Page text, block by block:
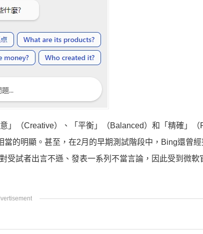
（Creative）、「平衡」（Balanced）和「精確」（
的明顯。甚至，在2月的早期測試階段中，Bing還曾經
受試者出言不遜、發表一系列不當言論，因此受到微軟